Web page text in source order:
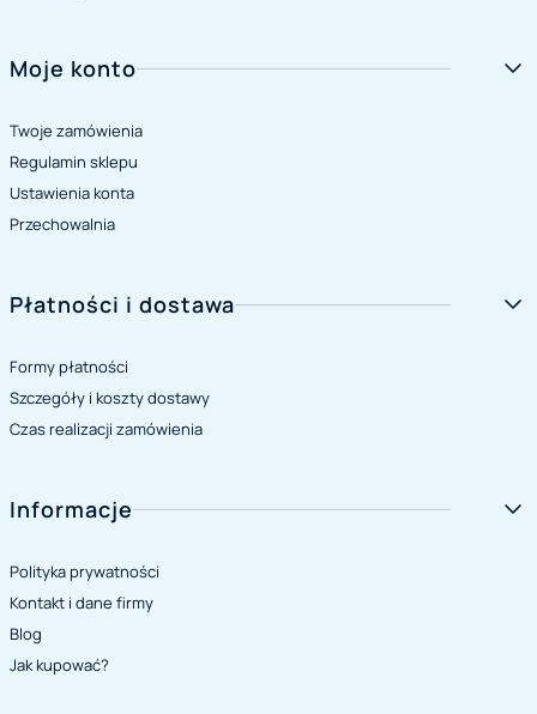
Moje konto
Twoje zamówienia
Regulamin sklepu
Ustawienia konta
Przechowalnia
Płatności i dostawa
Formy płatności
Szczegóły i koszty dostawy
Czas realizacji zamówienia
Informacje
Polityka prywatności
Kontakt i dane firmy
Blog
Jak kupować?